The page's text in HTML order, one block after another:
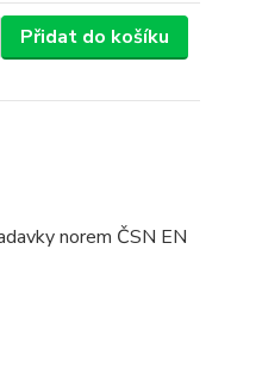
Přidat do košíku
norem ČSN EN